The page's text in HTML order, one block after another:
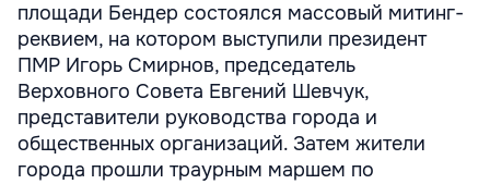
площади Бендер состоялся массовый митинг-
реквием, на котором выступили президент
ПМР Игорь Смирнов, председатель
Верховного Совета Евгений Шевчук,
представители руководства города и
общественных организаций. Затем жители
города прошли траурным маршем по